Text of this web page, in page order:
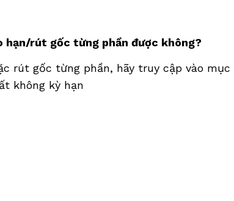
rút gốc từng phần được không?
rút gốc từng phần, hãy truy cập vào mục
không kỳ hạn